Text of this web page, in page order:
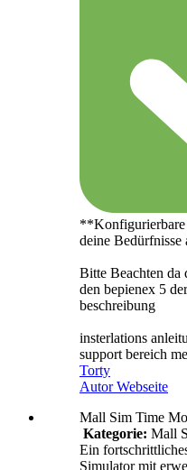
**Konfigurierbare
deine Bedürfnisse
Bitte Beachten da
den bepienex 5
beschreibung
insterlations
support bereich
Torty
Autor Webseite
Mall Sim Time
Kategorie: Mall
Ein
Simulator mit